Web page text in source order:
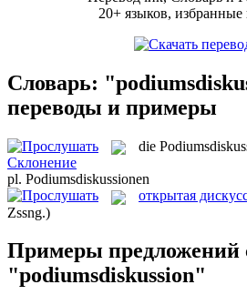
20+ языков, избранные
Словарь:
переводы и примеры
die
Склонение
pl. Podiumsdiskussionen
открытая
Zssng.)
Примеры предложений
"podiumsdiskussion"